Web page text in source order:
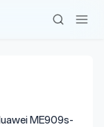
ME909s-